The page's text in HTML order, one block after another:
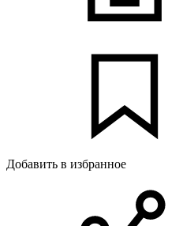
Добавить в избранное